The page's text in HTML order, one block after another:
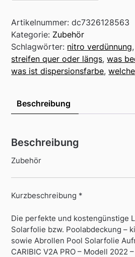
Artikelnummer:dc7326128563
Kategorie: Zubehör
Schlagwörter: nitro verdünnung
streifen quer oder längs,was
was ist dispersionsfarbe,
Beschreibung
Beschreibung
Zubehör
Kurzbeschreibung *
Die perfekte und kostengünstige
Solarfolie bzw. Poolabdeckung –
sowie Abrollen Pool Solarfolie
CARIBIC V2A PRO – Modell 2022